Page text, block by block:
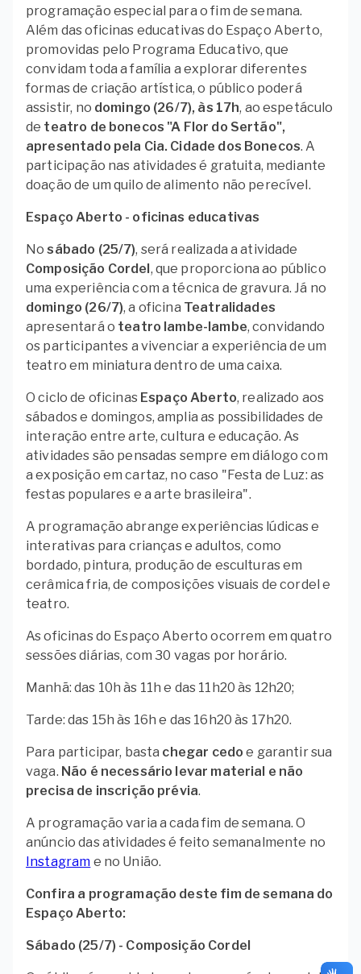
programação especial para o fim de semana.
Além das oficinas educativas do Espaço Aberto,
promovidas pelo Programa Educativo, que
convidam toda a família a explorar diferentes
formas de criação artística, o público poderá
assistir, no domingo (26/7), às 17h, ao espetáculo
de teatro de bonecos "A Flor do Sertão",
apresentado pela Cia. Cidade dos Bonecos. A
participação nas atividades é gratuita, mediante
doação de um quilo de alimento não perecível.
Espaço Aberto - oficinas educativas
No sábado (25/7), será realizada a atividade
Composição Cordel, que proporciona ao público
uma experiência com a técnica de gravura. Já no
domingo (26/7), a oficina Teatralidades
apresentará o teatro lambe-lambe, convidando
os participantes a vivenciar a experiência de um
teatro em miniatura dentro de uma caixa.
O ciclo de oficinas Espaço Aberto, realizado aos
sábados e domingos, amplia as possibilidades de
interação entre arte, cultura e educação. As
atividades são pensadas sempre em diálogo com
a exposição em cartaz, no caso "Festa de Luz: as
festas populares e a arte brasileira".
A programação abrange experiências lúdicas e
interativas para crianças e adultos, como
bordado, pintura, produção de esculturas em
cerâmica fria, de composições visuais de cordel e
teatro.
As oficinas do Espaço Aberto ocorrem em quatro
sessões diárias, com 30 vagas por horário.
Manhã: das 10h às 11h e das 11h20 às 12h20;
Tarde: das 15h às 16h e das 16h20 às 17h20.
Para participar, basta chegar cedo e garantir sua
vaga. Não é necessário levar material e não
precisa de inscrição prévia.
A programação varia a cada fim de semana. O
anúncio das atividades é feito semanalmente no
Instagram e no União.
Confira a programação deste fim de semana do
Espaço Aberto:
Sábado (25/7) - Composição Cordel